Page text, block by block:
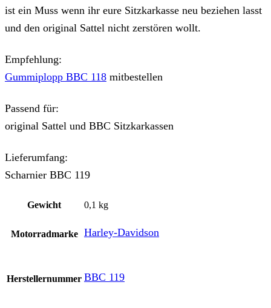
ist ein Muss wenn ihr eure Sitzkarkasse neu beziehen lasst
und den original Sattel nicht zerstören wollt.
Empfehlung:
Gummiplopp BBC 118 mitbestellen
Passend für:
original Sattel und BBC Sitzkarkassen
Lieferumfang:
Scharnier BBC 119
Gewicht 0,1 kg
Motorradmarke Harley-Davidson
Herstellernummer BBC 119